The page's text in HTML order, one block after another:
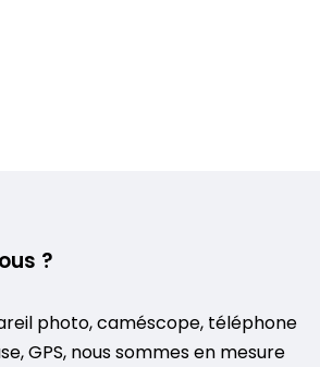
?
photo, caméscope, téléphone
GPS, nous sommes en mesure